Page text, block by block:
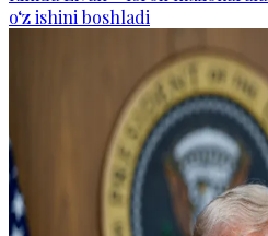
o‘z ishini boshladi